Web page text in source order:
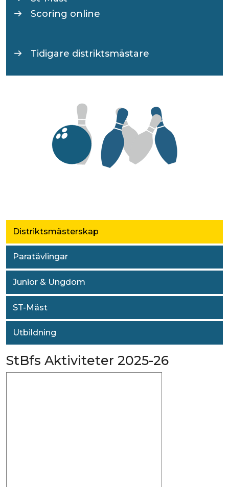
Distriktsmästerskap
Paratävlingar
Junior & Ungdom
ST-Mäst
Utbildning
Scoring online
Tidigare distriktsmästare
StBfs Aktiviteter 2025-26